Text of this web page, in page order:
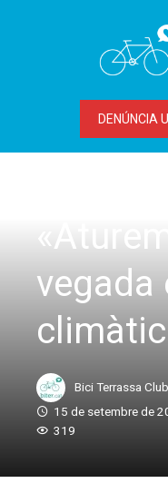
DENÚNCIA
vegada
Bici Terrassa Club
15 de setembre de
319